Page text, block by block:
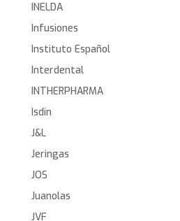
INELDA
Infusiones
Instituto Español
Interdental
INTHERPHARMA
Isdin
J&L
Jeringas
JOS
Juanolas
JVF